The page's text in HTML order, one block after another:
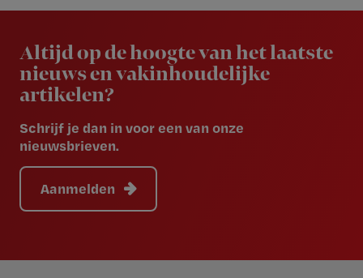
Altijd op de hoogte van het laatste
nieuws en vakinhoudelijke
artikelen?
Schrijf je dan in voor een van onze
nieuwsbrieven.
Aanmelden